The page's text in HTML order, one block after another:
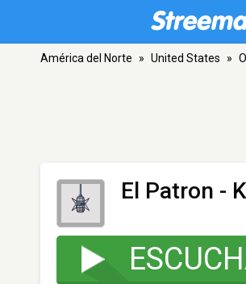
América del Norte » United States »
El Patron -